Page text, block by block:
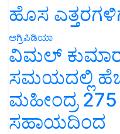
ಹೊಸ
ಅಗ್ರಿಪಿಡಿಯಾ
ವಿಮಲ್
ಸಮಯದಲ್ಲಿ
ಮಹೀಂದ್ರ 275
ಸಹಾಯದಿಂದ